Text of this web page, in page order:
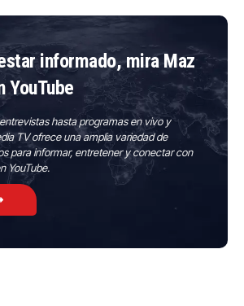
informado, mira Maz
YouTube
hasta programas en vivo y
TV ofrece una amplia variedad de
para informar, entretener y conectar con
YouTube.